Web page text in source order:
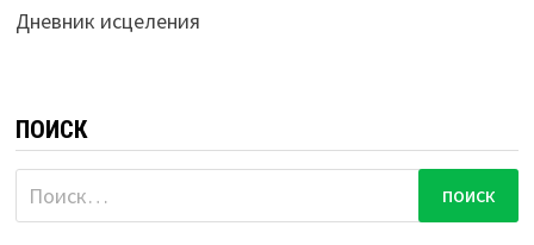
Дневник исцеления
ПОИСК
Найти: